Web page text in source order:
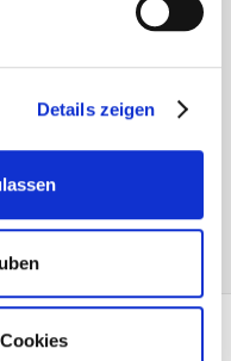
Details zeigen
werden.
Mehr dazu